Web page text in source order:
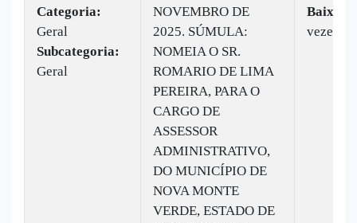
Categoria:
Geral
Subcategoria:
Geral
NOVEMBRO DE
2025. SÚMULA:
NOMEIA O SR.
ROMARIO DE LIMA
PEREIRA, PARA O
CARGO DE
ASSESSOR
ADMINISTRATIVO,
DO MUNICÍPIO DE
NOVA MONTE
VERDE, ESTADO DE
vezes